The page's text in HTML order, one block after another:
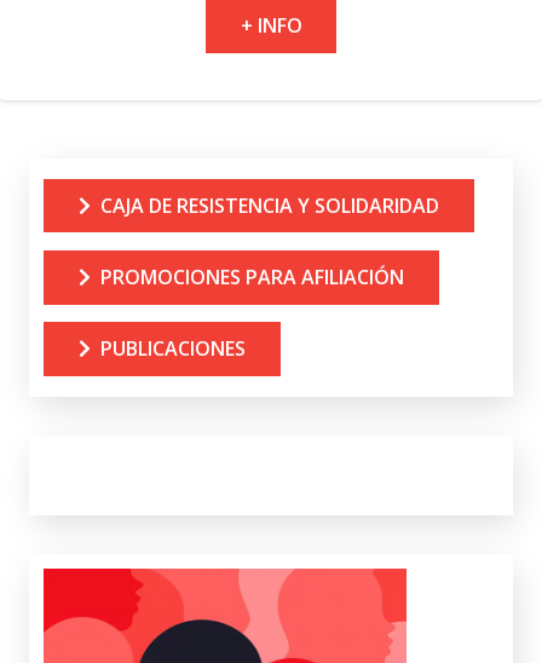
+ INFO
CAJA DE RESISTENCIA Y SOLIDARIDAD
PROMOCIONES PARA AFILIACIÓN
PUBLICACIONES